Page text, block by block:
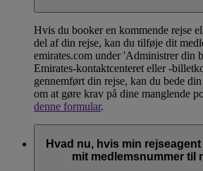
Hvis du booker en kommende rejse
del af din rejse, kan du tilføje dit
emirates.com under 'Administrer din
Emirates-kontaktcenteret eller -
gennemført din rejse, kan du bede
om at gøre krav på dine manglende
denne formular.
Hvad nu, hvis min
mit medlemsnummer til